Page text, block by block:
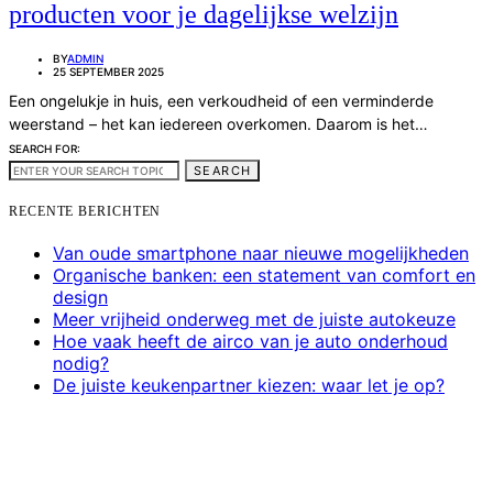
producten voor je dagelijkse welzijn
BYADMIN
25 SEPTEMBER 2025
Een ongelukje in huis, een verkoudheid of een verminderde
weerstand – het kan iedereen overkomen. Daarom is het…
SEARCH FOR:
SEARCH
RECENTE BERICHTEN
Van oude smartphone naar nieuwe mogelijkheden
Organische banken: een statement van comfort en
design
Meer vrijheid onderweg met de juiste autokeuze
Hoe vaak heeft de airco van je auto onderhoud
nodig?
De juiste keukenpartner kiezen: waar let je op?